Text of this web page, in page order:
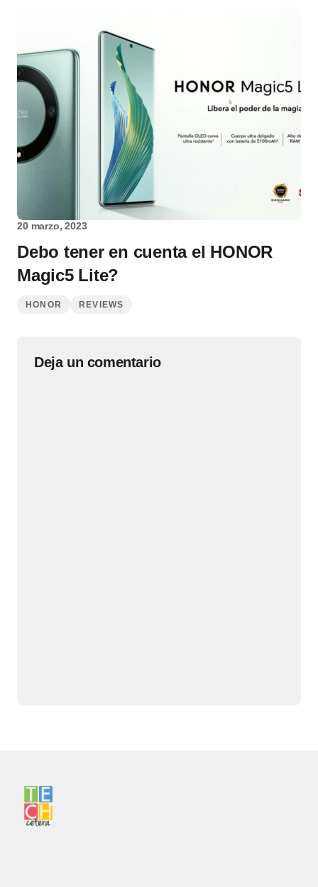
20 marzo, 2023
Debo tener en cuenta el HONOR
Magic5 Lite?
HONOR REVIEWS
Deja un comentario